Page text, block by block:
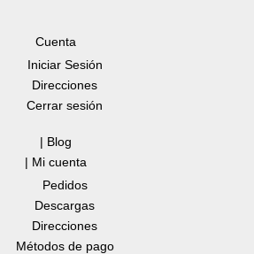
Cuenta
Iniciar Sesión
Direcciones
Cerrar sesión
| Blog
| Mi cuenta
Pedidos
Descargas
Direcciones
Métodos de pago